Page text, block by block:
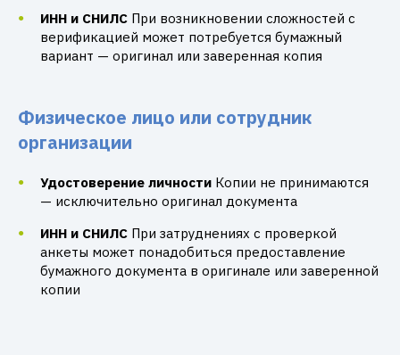
ИНН и СНИЛС При возникновении сложностей с
верификацией может потребуется бумажный
вариант — оригинал или заверенная копия
Физическое лицо или сотрудник
организации
Удостоверение личности Копии не принимаются
— исключительно оригинал документа
ИНН и СНИЛС При затруднениях с проверкой
анкеты может понадобиться предоставление
бумажного документа в оригинале или заверенной
копии